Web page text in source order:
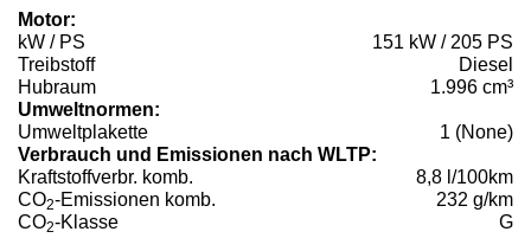
Motor:
kW / PS
151 kW / 205 PS
Treibstoff
Diesel
Hubraum
1.996 cm³
Umweltnormen:
Umweltplakette
1 (None)
Verbrauch und Emissionen nach WLTP:
Kraftstoffverbr. komb.
8,8 l/100km
CO2-Emissionen komb.
232 g/km
CO2-Klasse G